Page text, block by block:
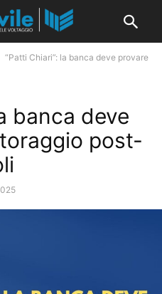
“Patti Chiari”: la banca deve provare
banca deve
post-